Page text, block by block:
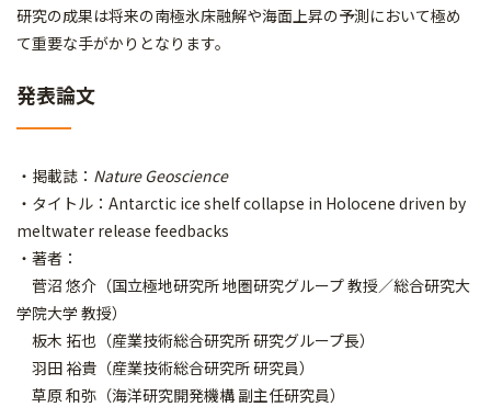
研究の成果は将来の南極氷床融解や海面上昇の予測において極め
て重要な手がかりとなります。
発表論文
・掲載誌： Nature Geoscience
・タイトル：Antarctic ice shelf collapse in Holocene driven by
meltwater release feedbacks
・著者：
菅沼 悠介（国立極地研究所 地圏研究グループ 教授／総合研究大
学院大学 教授）
板木 拓也（産業技術総合研究所 研究グループ長）
羽田 裕貴（産業技術総合研究所 研究員）
草原 和弥（海洋研究開発機構 副主任研究員）